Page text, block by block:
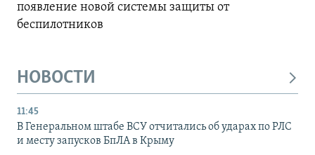
появление новой системы защиты от
беспилотников
НОВОСТИ
11:45
В Генеральном штабе ВСУ отчитались об ударах по РЛС
и месту запусков БпЛА в Крыму